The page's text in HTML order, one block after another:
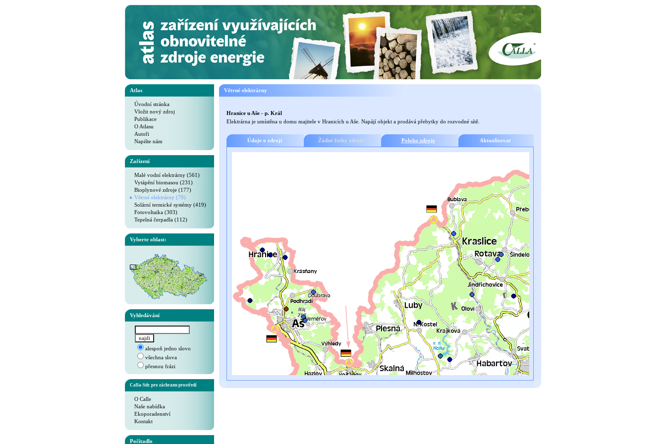
Atlas
Úvodní stránka
Vložit nový zdroj
Publikace
O Atlasu
Autoři
Napište nám
Zařízení
Malé vodní elektrárny (561)
Vytápění biomasou (231)
Bioplynové zdroje (177)
Větrné elektrárny (79)
Solární termické systémy (419)
Fotovoltaika (303)
Tepelná čerpadla (112)
Vyberte oblast:
Vyhledávání
alespoň jedno slovo
všechna slova
přesnou frázi
Calla-Sdr. pro záchranu prostředí
O Calle
Naše nabídka
Ekoporadenství
Kontakt
Počítadlo
Větrné elektrárny
Hranice u Aše - p. Král
Elektrárna je umístěna u domu majitele v Hranicích u Aše. Napájí objekt a prodává přebytky do rozvodné sítě.
Údaje o zdroji Žádné fotky zdroje Poloha zdroje Aktualizovat